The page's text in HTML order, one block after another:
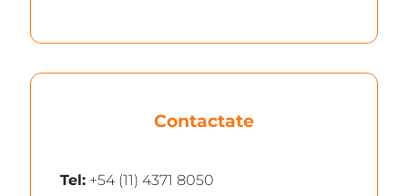
Contactate
Tel: +54 (11) 4371 8050